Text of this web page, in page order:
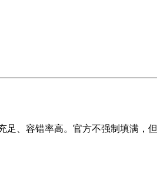
足、容错率高。官方不强制填满，但